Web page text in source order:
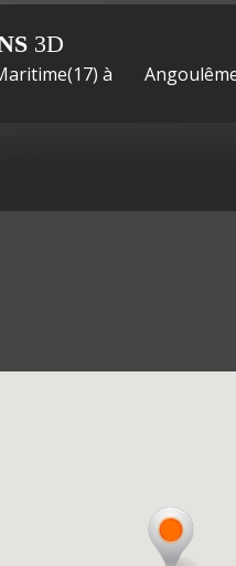
E-
3D
à